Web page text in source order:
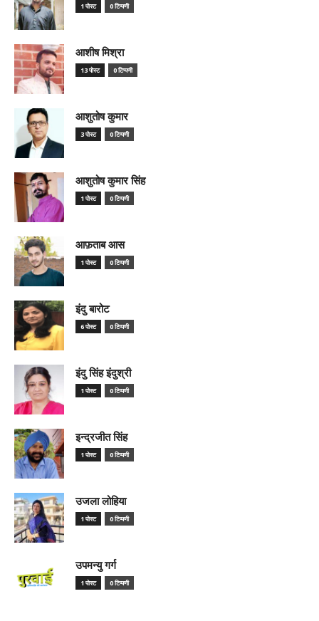
1 पोस्ट 0 टिप्पणी
आशीष मिश्रा
13 पोस्ट 0 टिप्पणी
आशुतोष कुमार
3 पोस्ट 0 टिप्पणी
आशुतोष कुमार सिंह
1 पोस्ट 0 टिप्पणी
आफ़ताब आस
1 पोस्ट 0 टिप्पणी
इंदु बारोट
6 पोस्ट 0 टिप्पणी
इंदु सिंह इंदुश्री
1 पोस्ट 0 टिप्पणी
इन्द्रजीत सिंह
1 पोस्ट 0 टिप्पणी
उजला लोहिया
1 पोस्ट 0 टिप्पणी
उपमन्यु गर्ग
1 पोस्ट 0 टिप्पणी